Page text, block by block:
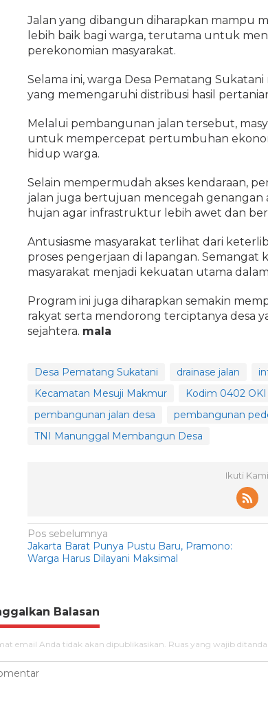
Jalan yang dibangun diharapkan mampu
lebih baik bagi warga, terutama untuk
perekonomian masyarakat.
Selama ini, warga Desa Pematang
yang memengaruhi distribusi hasil
Melalui pembangunan jalan tersebut,
untuk mempercepat pertumbuhan
hidup warga.
Selain mempermudah akses kendaraan,
jalan juga bertujuan mencegah genangan
hujan agar infrastruktur lebih awet dan
Antusiasme masyarakat terlihat dari
proses pengerjaan di lapangan. Semangat
masyarakat menjadi kekuatan utama
Program ini juga diharapkan semakin
rakyat serta mendorong terciptanya desa
sejahtera. mala
Desa Pematang Sukatani drainase jalan
Kecamatan Mesuji Makmur
Kodim 0402 OKI
pembangunan jalan desa
pembangunan
TNI Manunggal Membangun Desa
Ikuti Kami
N
a
g
a
s
i
Pos sebelumnya
Jakarta Barat Punya Pustu Baru, Pramono:
Warga Harus Dilayani Maksimal
Balasan
email Anda tidak akan dipublikasikan. Ruas yang wajib ditandai